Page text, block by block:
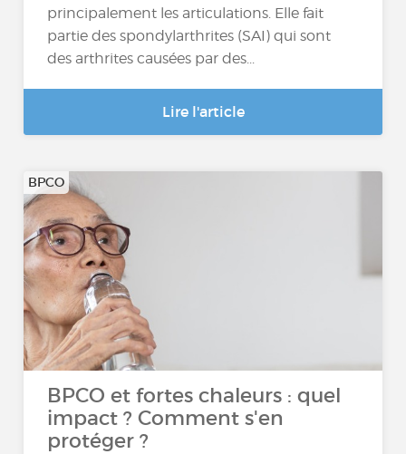
principalement les articulations. Elle fait
partie des spondylarthrites (SAI) qui sont
des arthrites causées par des...
Lire l'article
BPCO
BPCO et fortes chaleurs : quel
impact ? Comment s'en
protéger ?